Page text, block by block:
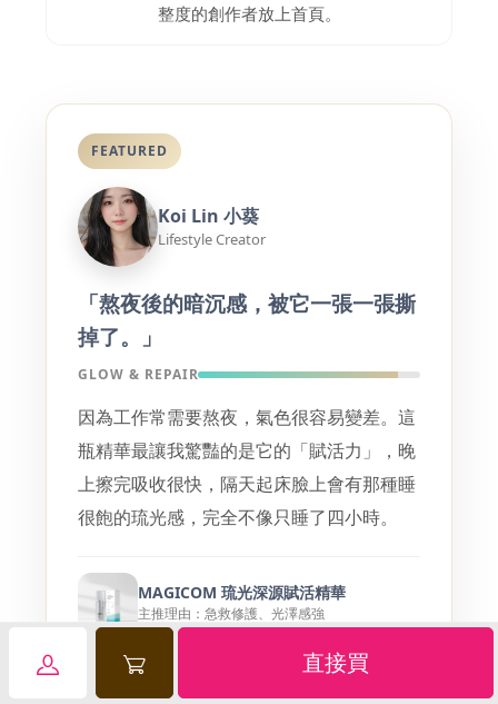
整度的創作者放上首頁。
FEATURED
Koi Lin 小葵
Lifestyle Creator
「熬夜後的暗沉感，被它一張一張撕
掉了。」
GLOW & REPAIR
因為工作常需要熬夜，氣色很容易變差。這
瓶精華最讓我驚豔的是它的「賦活力」，晚
上擦完吸收很快，隔天起床臉上會有那種睡
很飽的琉光感，完全不像只睡了四小時。
MAGICOM 琉光深源賦活精華
主推理由：急救修護、光澤感強
直接買